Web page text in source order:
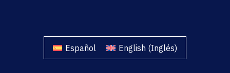
Español English (Inglés)